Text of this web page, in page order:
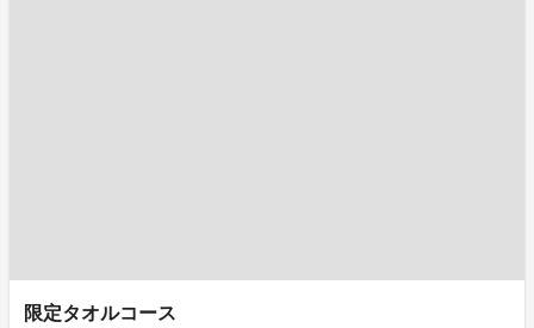
限定タオルコース